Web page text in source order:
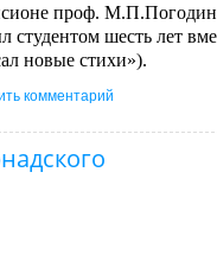
проф.
студентом шесть лет
новые стихи»).
комментарий